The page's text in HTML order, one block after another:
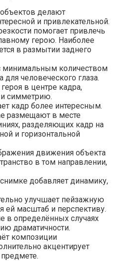
делают
и привлекательной.
помогает привлечь
герою. Наиболее
в размытии заднего
минимальным количеством
для человеческого глаза.
в центре кадра,
и симметрию.
кадр более интересным.
размещают в месте
разделяющих кадр на
и горизонтальной
движения объекта
в том направлении,
добавляет динамику,
улучшает пейзажную
ей масштаб и перспективу.
в определённых случаях
драматичности.
композиции
акцентирует